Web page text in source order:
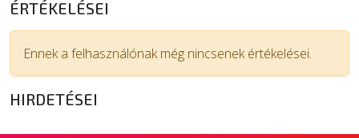
BELSŐÉPÍTÉSZETI ÉPÍTŐANYAG
SZERSZÁM, ALKATRÉSZ
ÉRTÉKELÉSEI
Ennek a felhasználónak még nincsenek értékelései.
HIRDETÉSEI